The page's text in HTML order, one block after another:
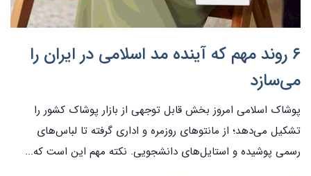
۶ روند مهم که آینده مد اسلامی در ایران را
می‌سازد
پوشاک اسلامی امروز بخش قابل توجهی از بازار پوشاک کشور را
تشکیل می‌دهد؛ از مانتوهای روزمره و اداری گرفته تا لباس‌های
رسمی پوشیده و استایل‌های دانشجویی. نکته مهم این است که...